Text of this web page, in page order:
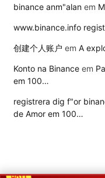
binance anm"alan em
www.binance.info
创建个人账户 em A
Konto na Binance em
em 100…
registrera dig f"or
de Amor em 100…